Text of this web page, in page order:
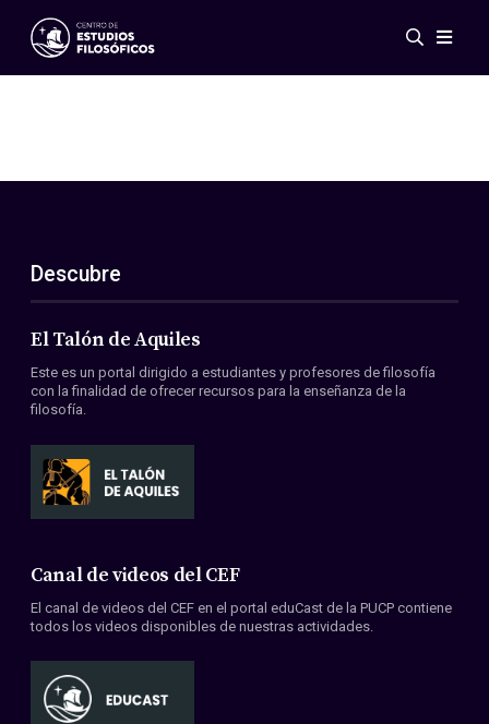
Eventos
ES
EN
Acerca de nosotros
Miembros
Convenios
Descubre
El Talón de Aquiles
Este es un portal dirigido a estudiantes y profesores de filosofía
con la finalidad de ofrecer recursos para la enseñanza de la
filosofía.
Canal de videos del CEF
El canal de videos del CEF en el portal eduCast de la PUCP contiene
todos los videos disponibles de nuestras actividades.